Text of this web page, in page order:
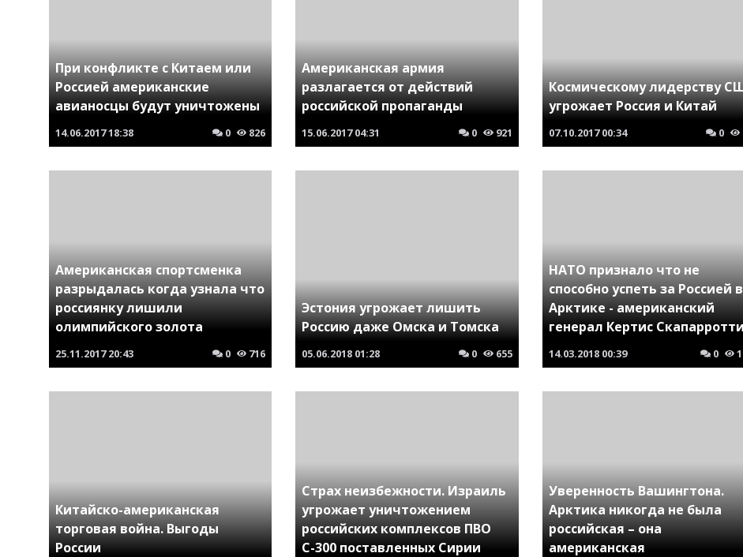
При конфликте с Китаем или
Россией американские
авианосцы будут уничтожены
14.06.201718:38 0 826
Американская армия
разлагается от действий
российской пропаганды
15.06.201704:31 0 921
Космическому лидерству
угрожает Россия и Китай
07.10.2017 00:34 0
Американская спортсменка
разрыдалась когда узнала что
россиянку лишили
олимпийского золота
25.11.2017 20:43 0 716
Эстония угрожает лишить
Россию даже Омска и Томска
05.06.2018 01:28 0 655
НАТО признало что не
способно успеть за Россией в
Арктике - американский
генерал Кертис Скапарротти
14.03.2018 00:39 0
Китайско-американская
торговая война. Выгоды
России
Страх неизбежности. Израиль
угрожает уничтожением
российских комплексов ПВО
С-300 поставленных Сирии
Уверенность Вашингтона.
Арктика никогда не была
российская – она
американская